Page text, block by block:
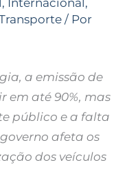
, Internacional,
/ Por
a emissão de
em até 90%, mas
público e a falta
afeta os
dos veículos